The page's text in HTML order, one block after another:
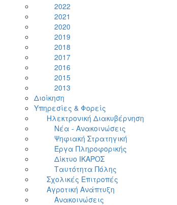
2022
2021
2020
2019
2018
2017
2016
2015
2013
Διοίκηση
Υπηρεσίες & Φορείς
Ηλεκτρονική Διακυβέρνηση
Νέα - Ανακοινώσεις
Ψηφιακή Στρατηγική
Έργα Πληροφορικής
Δίκτυο ΙΚΑΡΟΣ
Ταυτότητα Πόλης
Σχολικές Επιτροπές
Αγροτική Ανάπτυξη
Ανακοινώσεις